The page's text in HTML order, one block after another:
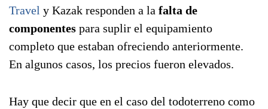
Travel y Kazak responden a la falta de
componentes para suplir el equipamiento
completo que estaban ofreciendo anteriormente.
En algunos casos, los precios fueron elevados.
Hay que decir que en el caso del todoterreno como